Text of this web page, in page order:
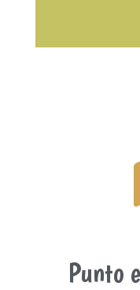
Punto